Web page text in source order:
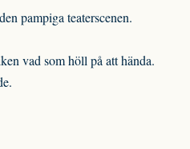
pampiga teaterscenen.
vad som höll på att hända.